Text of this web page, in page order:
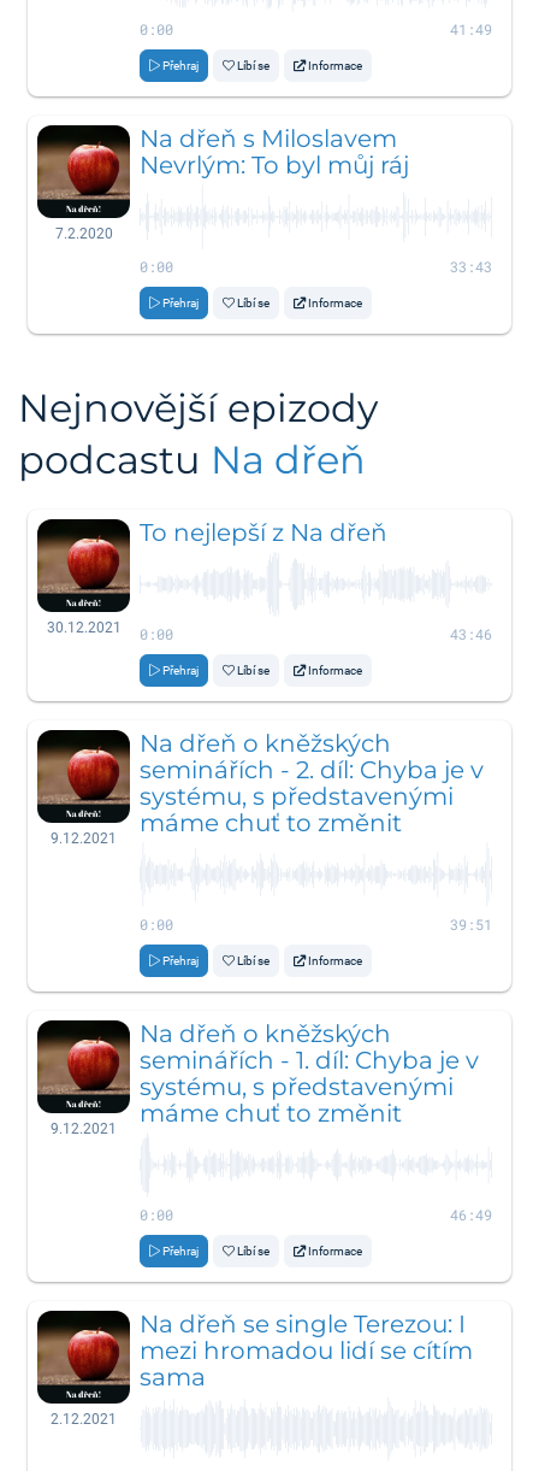
0:00 41:49
Přehraj Líbí se Informace
7.2.2020
Na dřeň s Miloslavem
Nevrlým: To byl můj ráj
0:00 33:43
Přehraj Líbí se Informace
Nejnovější epizody
podcastu Na dřeň
30.12.2021
To nejlepší z Na dřeň
0:00 43:46
Přehraj Líbí se Informace
9.12.2021
Na dřeň o kněžských
seminářích - 2. díl: Chyba je v
systému, s představenými
máme chuť to změnit
0:00 39:51
Přehraj Líbí se Informace
9.12.2021
Na dřeň o kněžských
seminářích - 1. díl: Chyba je v
systému, s představenými
máme chuť to změnit
0:00 46:49
Přehraj Líbí se Informace
2.12.2021
Na dřeň se single Terezou: I
mezi hromadou lidí se cítím
sama